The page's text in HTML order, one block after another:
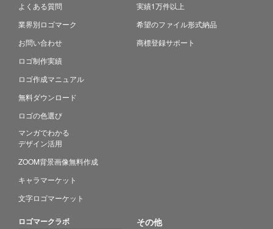
よくある質問
業界別ロゴマーク
お問い合わせ
ロゴ制作実績
ロゴ作成マニュアル
無料ダウンロード
ロゴの色選び
マンガでわかる
デザイン活用
ZOOM背景画像無料作成
キャラマーケット
文字ロゴマーケット
実績1万件以上
希望のファイル形式納品
商標登録サポート
ロゴマークラボ その他